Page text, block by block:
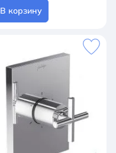
В корзину